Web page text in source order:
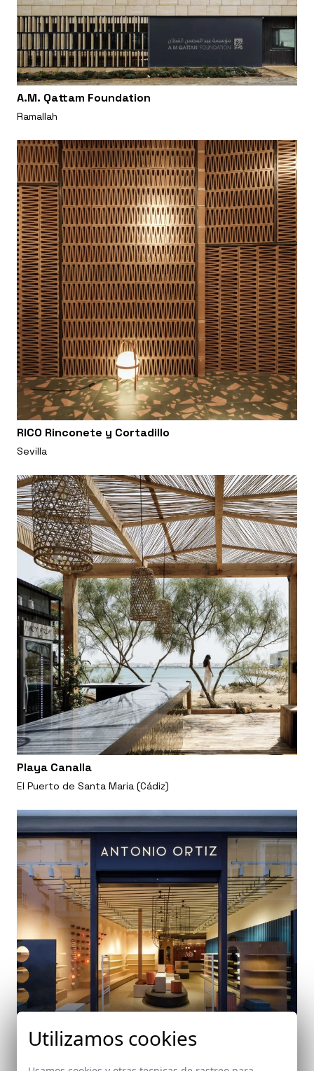
A.M. Qattam Foundation
Ramallah
RICO Rinconete y Cortadillo
Sevilla
Playa Canalla
El Puerto de Santa Maria (Cádiz)
Utilizamos cookies